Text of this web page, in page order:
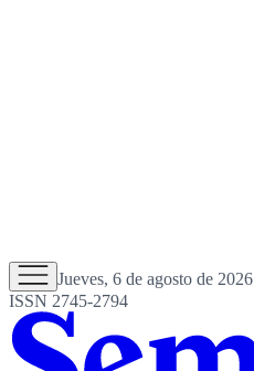
Jueves, 6 de agosto de 2026
ISSN 2745-2794